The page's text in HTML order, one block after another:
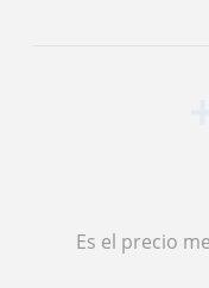
Es el precio